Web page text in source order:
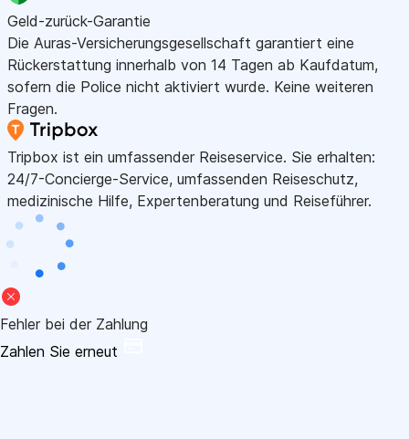
Geld-zurück-Garantie
Die Auras-Versicherungsgesellschaft garantiert eine
Rückerstattung innerhalb von 14 Tagen ab Kaufdatum,
sofern die Police nicht aktiviert wurde. Keine weiteren
Fragen.
Tripbox ist ein umfassender Reiseservice. Sie erhalten:
24/7-Concierge-Service, umfassenden Reiseschutz,
medizinische Hilfe, Expertenberatung und Reiseführer.
Fehler bei der Zahlung
Zahlen Sie erneut